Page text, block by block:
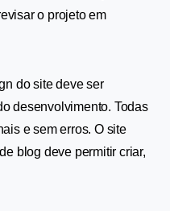
o projeto em
do site deve ser
desenvolvimento. Todas
e sem erros. O site
blog deve permitir criar,